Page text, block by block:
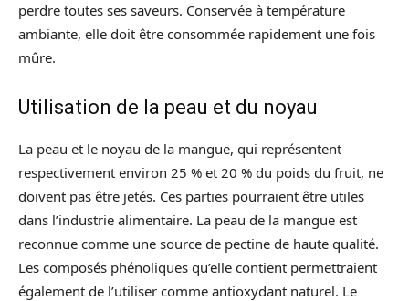
perdre toutes ses saveurs. Conservée à température
ambiante, elle doit être consommée rapidement une fois
mûre.
Utilisation de la peau et du noyau
La peau et le noyau de la mangue, qui représentent
respectivement environ 25 % et 20 % du poids du fruit, ne
doivent pas être jetés. Ces parties pourraient être utiles
dans l’industrie alimentaire. La peau de la mangue est
reconnue comme une source de pectine de haute qualité.
Les composés phénoliques qu’elle contient permettraient
également de l’utiliser comme antioxydant naturel. Le